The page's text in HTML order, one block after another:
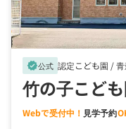
verified公式 認定こども園 /
竹の子こど
Webで受付中！ 見学予約